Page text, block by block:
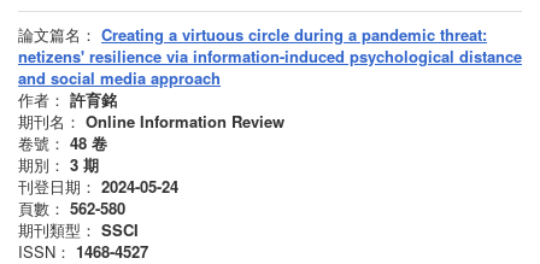
論文篇名： Creating a virtuous circle during a pandemic threat:
netizens' resilience via information-induced psychological distance
and social media approach
作者： 許育銘
期刊名： Online Information Review
卷號： 48 卷
期別： 3 期
刊登日期： 2024-05-24
頁數： 562-580
期刊類型： SSCI
ISSN： 1468-4527